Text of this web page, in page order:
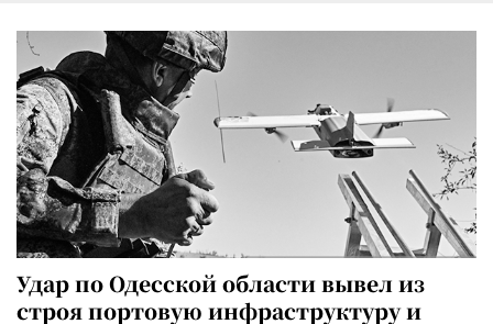
Удар по Одесской области вывел из
строя портовую инфраструктуру и